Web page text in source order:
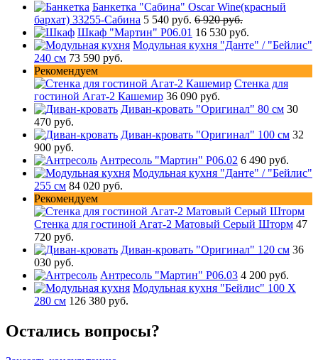
Банкетка "Сабина" Oscar Wine(красный
бархат) 33255-Сабина 5 540 руб. 6 920 руб.
Шкаф "Мартин" Р06.01 16 530 руб.
Модульная кухня "Данте" / "Бейлис"
240 см 73 590 руб.
Рекомендуем
Стенка для
гостиной Агат-2 Кашемир 36 090 руб.
Диван-кровать "Оригинал" 80 см 30
470 руб.
Диван-кровать "Оригинал" 100 см 32
900 руб.
Антресоль "Мартин" Р06.02 6 490 руб.
Модульная кухня "Данте" / "Бейлис"
255 см 84 020 руб.
Рекомендуем
Стенка для гостиной Агат-2 Матовый Серый Шторм 47
720 руб.
Диван-кровать "Оригинал" 120 см 36
030 руб.
Антресоль "Мартин" Р06.03 4 200 руб.
Модульная кухня "Бейлис" 100 Х
280 см 126 380 руб.
Остались вопросы?